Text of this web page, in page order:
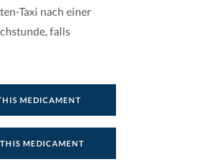
Taxi nach einer
falls
MEDICAMENT
MEDICAMENT